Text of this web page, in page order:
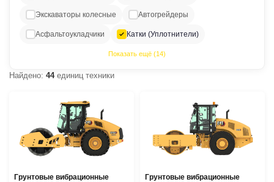
Экскаваторы колесные Автогрейдеры
Асфальтоукладчики Катки (Уплотнители)
Показать ещё (14)
Найдено: 44единиц техники
Грунтовые вибрационные
Грунтовые вибрационные